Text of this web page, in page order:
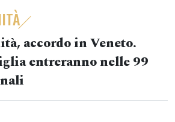
accordo in Veneto.
entreranno nelle 99